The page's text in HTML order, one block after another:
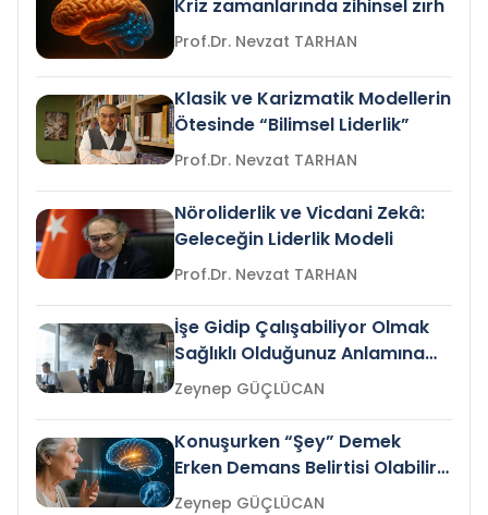
Kriz zamanlarında zihinsel zırh
Prof.Dr. Nevzat TARHAN
Klasik ve Karizmatik Modellerin
Ötesinde “Bilimsel Liderlik”
Prof.Dr. Nevzat TARHAN
Nöroliderlik ve Vicdani Zekâ:
Geleceğin Liderlik Modeli
Prof.Dr. Nevzat TARHAN
İşe Gidip Çalışabiliyor Olmak
Sağlıklı Olduğunuz Anlamına
Gelir mi?Zeynep GÜÇLÜCAN
Konuşurken “Şey” Demek
Erken Demans Belirtisi Olabilir
mi?
Zeynep GÜÇLÜCAN